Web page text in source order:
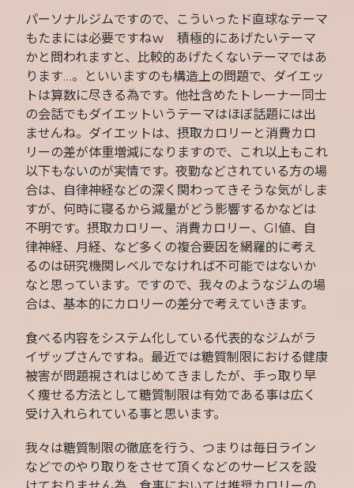
パーソナルジムですので、こういったド直球なテーマ
もたまには必要ですねｗ 積極的にあげたいテーマ
かと問われますと、比較的あげたくないテーマではあ
ります…。といいますのも構造上の問題で、ダイエッ
トは算数に尽きる為です。他社含めたトレーナー同士
の会話でもダイエットいうテーマはほぼ話題には出
ませんね。ダイエットは、摂取カロリーと消費カロ
リーの差が体重増減になりますので、これ以上もこれ
以下もないのが実情です。夜勤などされている方の場
合は、自律神経などの深く関わってきそうな気がしま
すが、何時に寝るから減量がどう影響するかなどは
不明です。摂取カロリー、消費カロリー、GI値、自
律神経、月経、など多くの複合要因を網羅的に考え
るのは研究機関レベルでなければ不可能ではないか
なと思っています。ですので、我々のようなジムの場
合は、基本的にカロリーの差分で考えていきます。
食べる内容をシステム化している代表的なジムがラ
イザップさんですね。最近では糖質制限における健康
被害が問題視されはじめてきましたが、手っ取り早
く痩せる方法として糖質制限は有効である事は広く
受け入れられている事と思います。
我々は糖質制限の徹底を行う、つまりは毎日ライン
などでのやり取りをさせて頂くなどのサービスを設